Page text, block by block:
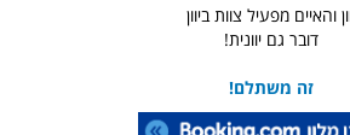
והאיים מפעיל צוות ביוון
דובר גם יוונית!
זה משתלם!